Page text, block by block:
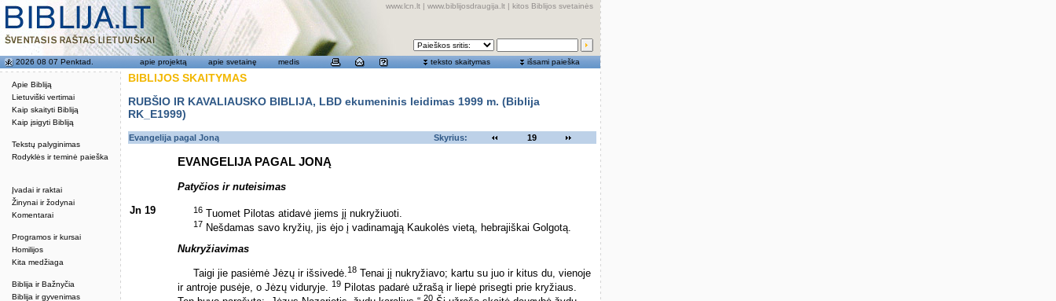
Apie Bibliją
Lietuviški vertimai
Kaip skaityti Bibliją
Kaip įsigyti Bibliją
Tekstų palyginimas
Rodyklės ir teminė paieška
Įvadai ir raktai
Žinynai ir žodynai
Komentarai
Programos ir kursai
Homilijos
Kita medžiaga
Biblija ir Bažnyčia
Biblija ir gyvenimas
www.lcn.lt | www.biblijosdraugija.lt | kitos Biblijos svetainės
2026 08 07 Penktad. apie projektą apie svetainę medis teksto skaitymas išsami paieška
BIBLIJOS SKAITYMAS
RUBŠIO IR KAVALIAUSKO BIBLIJA, LBD ekumeninis leidimas 1999 m. (Biblija
RK_E1999)
Evangelija pagal Joną Skyrius: 19
EVANGELIJA PAGAL JONĄ
Patyčios ir nuteisimas
Jn 19 16 Tuomet Pilotas atidavė jiems jį nukryžiuoti.
17 Nešdamas savo kryžių, jis ėjo į vadinamąją Kaukolės vietą, hebrajiškai Golgotą.
Nukryžiavimas
Taigi jie pasiėmė Jėzų ir išsivedė.18 Tenai jį nukryžiavo; kartu su juo ir kitus du, vienoje
ir antroje pusėje, o Jėzų viduryje. 19 Pilotas padarė užrašą ir liepė prisegti prie kryžiaus.
20